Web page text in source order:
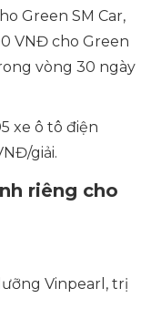
Green SM Car,
VNĐ cho Green
vòng 30 ngày
xe ô tô điện
giải.
riêng cho
Vinpearl, trị